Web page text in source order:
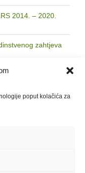
poput kolačića za
2014. – 2020.
zahtjeva
pridržana |